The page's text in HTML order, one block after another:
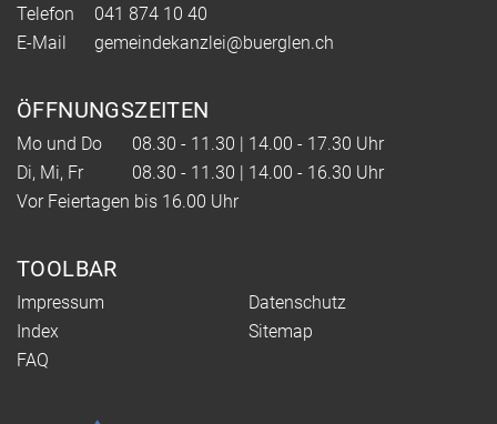
Telefon
041 874 10 40
E-Mail
gemeindekanzlei@buerglen.ch
ÖFFNUNGSZEITEN
Mo und Do
08.30 - 11.30 | 14.00 - 17.30 Uhr
Di, Mi, Fr
08.30 - 11.30 | 14.00 - 16.30 Uhr
Vor Feiertagen bis 16.00 Uhr
TOOLBAR
Impressum
Datenschutz
Index
Sitemap
FAQ